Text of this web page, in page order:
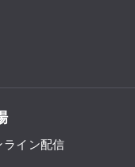
ライン配信